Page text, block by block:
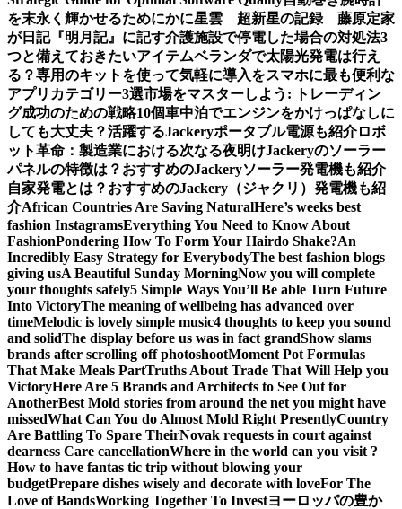
を末永く輝かせるためにかに星雲 超新星の記録 藤原定家
が日記『明月記』に記す介護施設で停電した場合の対処法3
つと備えておきたいアイテムベランダで太陽光発電は行え
る？専用のキットを使って気軽に導入をスマホに最も便利な
アプリカテゴリー3選市場をマスターしよう: トレーディン
グ成功のための戦略10個車中泊でエンジンをかけっぱなしに
しても大丈夫？活躍するJackeryポータブル電源も紹介ロボ
ット革命：製造業における次なる夜明けJackeryのソーラー
パネルの特徴は？おすすめのJackeryソーラー発電機も紹介
自家発電とは？おすすめのJackery（ジャクリ）発電機も紹
介African Countries Are Saving NaturalHere’s weeks best
fashion InstagramsEverything You Need to Know About
FashionPondering How To Form Your Hairdo Shake?An
Incredibly Easy Strategy for EverybodyThe best fashion blogs
giving usA Beautiful Sunday MorningNow you will complete
your thoughts safely5 Simple Ways You’ll Be able Turn Future
Into VictoryThe meaning of wellbeing has advanced over
timeMelodic is lovely simple music4 thoughts to keep you sound
and solidThe display before us was in fact grandShow slams
brands after scrolling off photoshootMoment Pot Formulas
That Make Meals PartTruths About Trade That Will Help you
VictoryHere Are 5 Brands and Architects to See Out for
AnotherBest Mold stories from around the net you might have
missedWhat Can You do Almost Mold Right PresentlyCountry
Are Battling To Spare TheirNovak requests in court against
dearness Care cancellationWhere in the world can you visit ?
How to have fantas tic trip without blowing your
budgetPrepare dishes wisely and decorate with loveFor The
Love of BandsWorking Together To Investヨーロッパの豊か